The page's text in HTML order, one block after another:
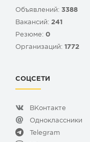
Объявлений: 3388
Вакансий: 241
Резюме: 0
Организаций: 1772
СОЦСЕТИ
ВКонтакте
Одноклассники
Telegram